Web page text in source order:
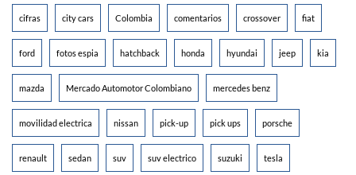
cifras city cars Colombia comentarios crossover fiat
ford fotos espia hatchback honda hyundai jeep kia
mazda Mercado Automotor Colombiano mercedes benz
movilidad electrica nissan pick-up pick ups porsche
renault sedan suv suv electrico suzuki tesla